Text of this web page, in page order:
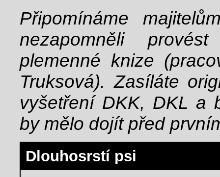
Připomínáme
nezapomněli
plemenné knize
Truksová). Zasíláte
vyšetření DKK, DKL a
by mělo dojít před
Dlouhosrstí psi